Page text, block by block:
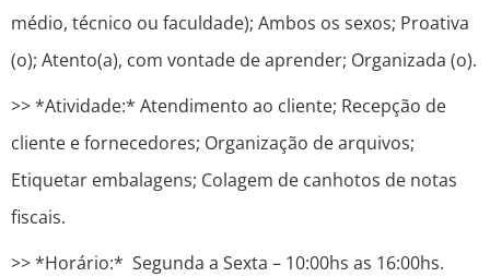
médio, técnico ou faculdade); Ambos os sexos; Proativa
(o); Atento(a), com vontade de aprender; Organizada (o).
>> *Atividade:* Atendimento ao cliente; Recepção de
cliente e fornecedores; Organização de arquivos;
Etiquetar embalagens; Colagem de canhotos de notas
fiscais.
>> *Horário:* Segunda a Sexta – 10:00hs as 16:00hs.